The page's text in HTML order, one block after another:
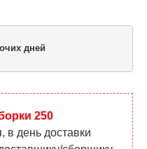
дней
250
в день доставки